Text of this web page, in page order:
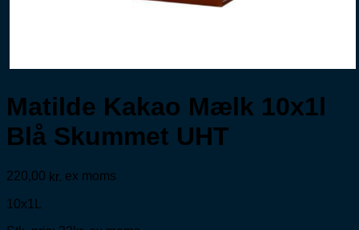
Matilde Kakao Mælk 10x1l
Blå Skummet UHT
220,00 kr. ex moms
10x1L